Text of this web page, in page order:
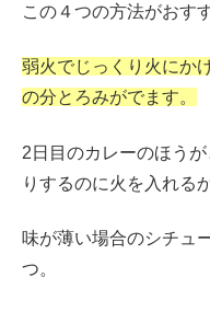
この４つの方法がおす
弱火でじっくり火にか
の分とろみがでます。
2日目のカレーのほう
りするのに火を入れる
味が薄い場合のシチュ
つ。